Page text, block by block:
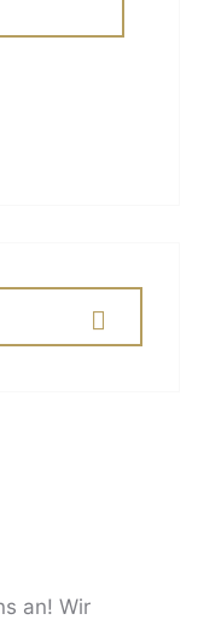
an! Wir